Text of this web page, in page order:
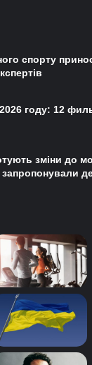
спорту
году: 12
зміни до